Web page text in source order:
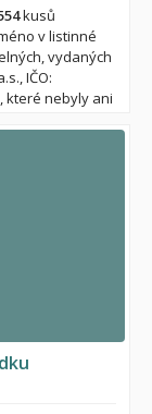
kusů
v listinné
vydaných
IČO:
které nebyly ani